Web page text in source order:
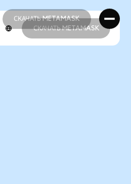
СКАЧАТЬ METAMASK
СКАЧАТЬ METAMASK
СКАЧАТЬ METAMASK